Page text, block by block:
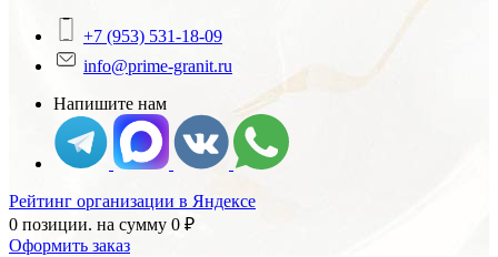
+7 (953) 531-18-09
info@prime-granit.ru
Напишите нам
Рейтинг организации в Яндексе
0 позиции. на сумму 0 ₽
Оформить заказ